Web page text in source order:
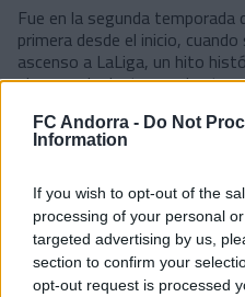
FC Andorra - Do Not
Information
If you wish to opt-out of the
processing of your personal
targeted advertising by us,
section to confirm your
opt-out request is processed
Fue en la segunda temporada
primera desde el inicio,
ascenso a LaLiga, un hito
el curso siguiente, en el
equipo siguió con su
séptima posición. Unos
pesar de un gran inicio, los
para mirar de mantener la
Del mismo modo, el club
la dedicación del segundo
responsable de liderazgo